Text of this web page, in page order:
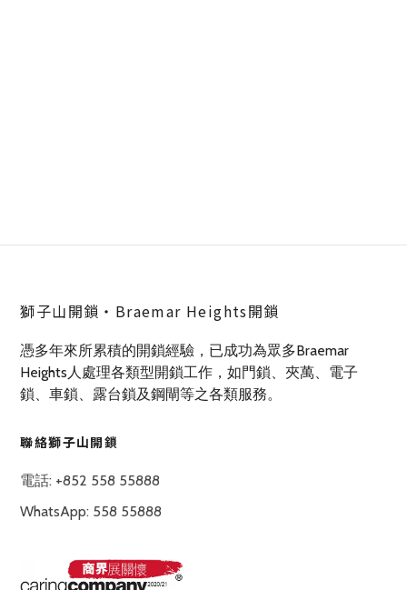
獅子山開鎖‧Braemar Heights開鎖
憑多年來所累積的開鎖經驗，已成功為眾多Braemar
Heights人處理各類型開鎖工作，如門鎖、夾萬、電子
鎖、車鎖、露台鎖及鋼閘等之各類服務。
聯絡獅子山開鎖
電話: +852 558 55888
WhatsApp: 558 55888